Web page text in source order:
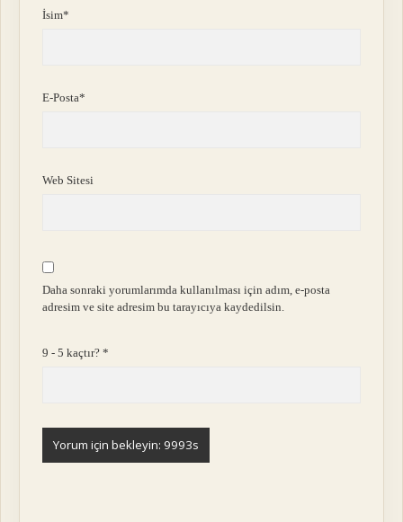
İsim*
E-Posta*
Web Sitesi
Daha sonraki yorumlarımda kullanılması için adım, e-posta
adresim ve site adresim bu tarayıcıya kaydedilsin.
9 - 5 kaçtır?*